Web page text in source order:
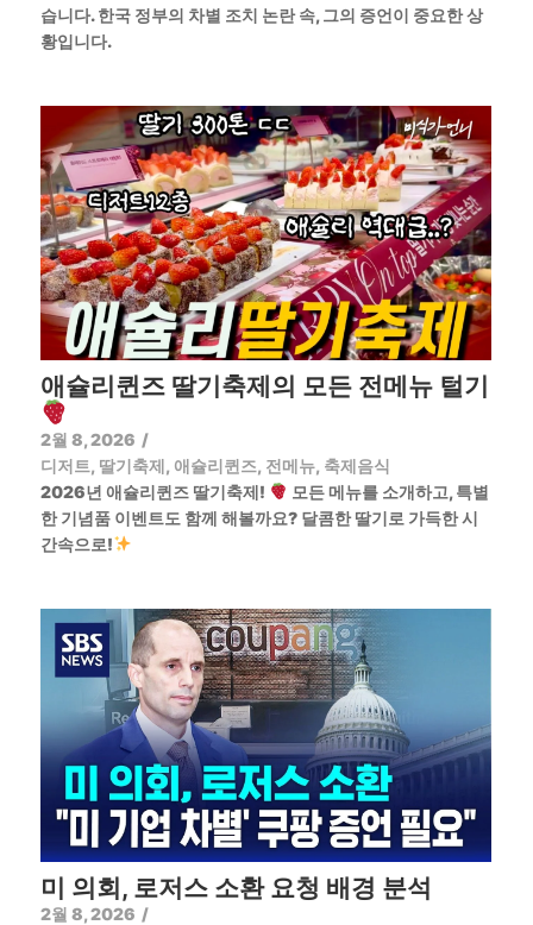
습니다. 한국 정부의 차별 조치 논란 속, 그의 증언이 중요한 상
황입니다.
애슐리퀸즈 딸기축제의 모든 전메뉴 털기
2월 8, 2026 /
디저트, 딸기축제, 애슐리퀸즈, 전메뉴, 축제음식
2026년 애슐리퀸즈 딸기축제!
모든 메뉴를 소개하고, 특별
한 기념품 이벤트도 함께 해볼까요? 달콤한 딸기로 가득한 시
간속으로!
미 의회, 로저스 소환 요청 배경 분석
2월 8, 2026 /